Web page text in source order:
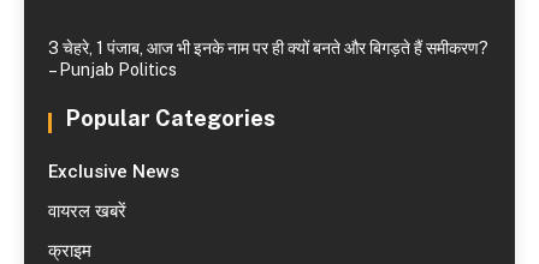
3 चेहरे, 1 पंजाब, आज भी इनके नाम पर ही क्यों बनते और बिगड़ते हैं समीकरण?
– Punjab Politics
Popular Categories
Exclusive News
वायरल खबरें
क्राइम